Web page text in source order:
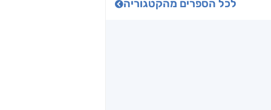
לכל הספרים מהקטגוריה